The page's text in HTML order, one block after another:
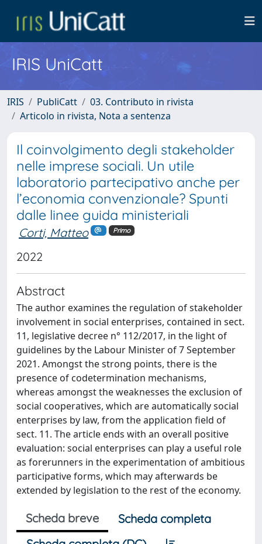
IRIS UniCatt
IRIS PubliCatt
03. Contributo in rivista
Articolo in rivista, Nota a sentenza
Il coinvolgimento degli stakeholder
nelle imprese sociali. Un utile
laboratorio partecipativo anche per
l’economia convenzionale? Spunti
dalle linee guida ministeriali
Corti, Matteo Primo
2022
Abstract
The author examines the regulation of stakeholder
involvement in social enterprises, contained in sect.
11, legislative decree n° 112/2017, in the light of
guidelines by the Labour Minister of 7 September
2021. Amongst the strong points, there is the
presence of codetermination mechanisms,
whereas amongst the weaknesses the exclusion of
social cooperatives, which are automatically social
enterprises by law, from the application field of
sect. 11. The article ends with an overall positive
evaluation: social enterprises can play a useful role
as forerunners in the experimentation of ambitious
participative forms, which may afterwards be
extended by legislation to the rest of the economy.
Scheda breve
Scheda completa